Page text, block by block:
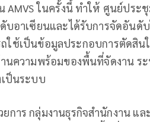
AMVS ในครั้งนี้ ทำให้ ศูนย์ปร
บอาเซียนและได้รับการจัดอันดั
ถใช้เป็นข้อมูลประกอบการตัดสิ
นความพร้อมของพื้นที่จัดงาน ร
ป็นระบบ
าร กลุ่มงานธุรกิจสำนักงาน แ